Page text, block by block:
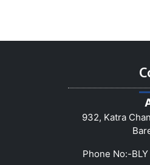
932, Katra
Phone No:-